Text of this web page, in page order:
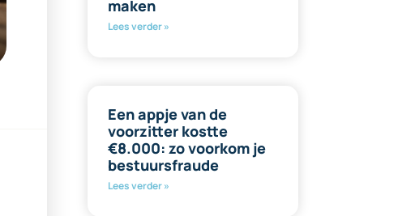
maken
Lees verder »
Een appje van de
voorzitter kostte
€8.000: zo voorkom je
bestuursfraude
Lees verder »